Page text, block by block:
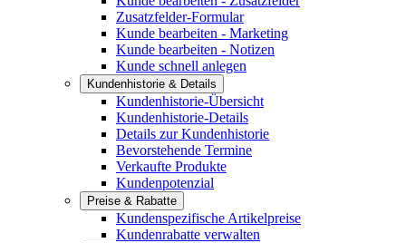
Zusatzfelder-Formular
Kunde bearbeiten - Marketing
Kunde bearbeiten - Notizen
Kunde schnell anlegen
Kundenhistorie & Details
Kundenhistorie-Übersicht
Kundenhistorie-Details
Details zur Kundenhistorie
Bevorstehende Termine
Verkaufte Produkte
Kundenpotenzial
Preise & Rabatte
Kundenspezifische Artikelpreise
Kundenrabatte verwalten